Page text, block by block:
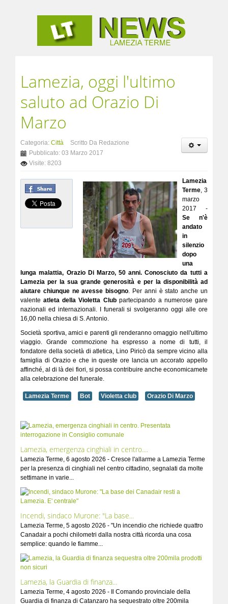
Lamezia, oggi l'ultimo
saluto ad Orazio Di
Marzo
Categoria:Città
Scritto Da Redazione
Pubblicato: 03 Marzo 2017
Visite: 8203
Lamezia
Terme, 3
marzo
2017 -
Se n'è
andato
in
silenzio
dopo
una
lunga malattia, Orazio Di Marzo, 50 anni. Conosciuto da tutti a
Lamezia per la sua grande generosità e per la disponibilità ad
aiutare chiunque ne avesse bisogno. Per anni è stato anche un
valenteatleta della Violetta Clubpartecipando a numerose gare
nazionali ed internazionali. I funerali si svolgeranno oggi alle ore
16,00 nella chiesa di S. Antonio.
Società sportiva, amici e parenti gli renderanno omaggio nell'ultimo
viaggio. Grande commozione ha espresso a nome di tutti, il
fondatore della società di atletica, Lino Piricò da sempre vicino alla
famiglia di Orazio e che in queste ore lancia un accorato appello
affinché, al di là dei fiori, si possa contribuire anche economicamete
alla celebrazione del funerale.
Lamezia Terme Bot Violetta club Orazio Di Marzo
Lamezia, emergenza cinghiali in centro....
Lamezia Terme, 6 agosto 2026 - Cresce l'allarme a Lamezia Terme
per la presenza di cinghiali nel centro cittadino, segnalati da molte
settimane in varie...
Incendi, sindaco Murone: "La base...
Lamezia Terme, 5 agosto 2026 - "Un incendio che richiede quattro
Canadair a pochi chilometri dalla nostra città ricorda una cosa
semplice: quando le fiamme...
Lamezia, la Guardia di finanza...
Lamezia Terme, 4 agosto 2026 - Il Comando provinciale della
Guardia di finanza di Catanzaro ha sequestrato oltre 200mila